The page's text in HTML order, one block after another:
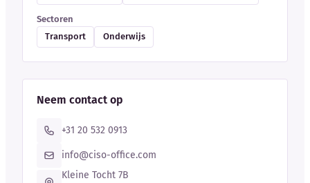
Sectoren
Transport
Onderwijs
Neem contact op
+31 20 532 0913
info@ciso-office.com
Kleine Tocht 7B